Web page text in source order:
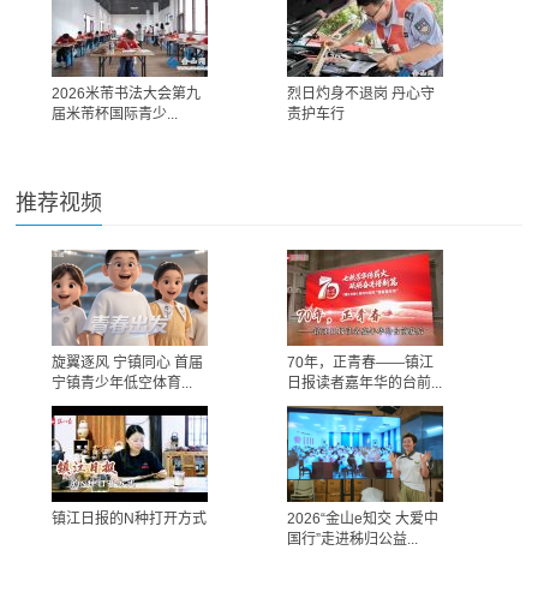
2026米芾书法大会第九
届米芾杯国际青少...
烈日灼身不退岗 丹心守
责护车行
推荐视频
旋翼逐风 宁镇同心 首届
宁镇青少年低空体育...
70年，正青春——镇江
日报读者嘉年华的台前...
镇江日报的N种打开方式
2026“金山e知交 大爱中
国行”走进秭归公益...